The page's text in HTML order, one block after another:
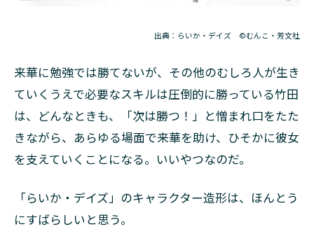
出典：らいか・デイズ ©むんこ・芳文社
来華に勉強では勝てないが、その他のむしろ人が生き
ていくうえで必要なスキルは圧倒的に勝っている竹田
は、どんなときも、「次は勝つ！」と憎まれ口をたた
きながら、あらゆる場面で来華を助け、ひそかに彼女
を支えていくことになる。いいやつなのだ。
「らいか・デイズ」のキャラクター造形は、ほんとう
にすばらしいと思う。